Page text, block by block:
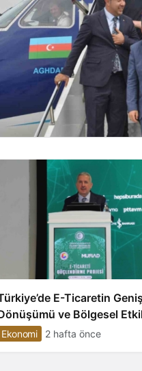
E-Ticaretin
ve Bölgesel
Ekonomi 2 hafta önce